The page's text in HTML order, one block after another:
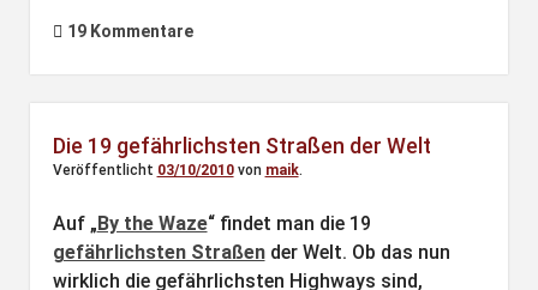
19 Kommentare
Die 19 gefährlichsten Straßen der Welt
Veröffentlicht 03/10/2010von maik.
Auf „By the Waze“ findet man die 19
gefährlichsten Straßender Welt. Ob das nun
wirklich die gefährlichsten Highways sind,